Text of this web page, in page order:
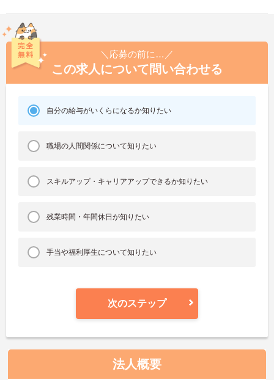
＼応募の前に…／
この求人について問い合わせる
自分の給与がいくらになるか知りたい
職場の人間関係について知りたい
スキルアップ・キャリアアップできるか知りたい
残業時間・年間休日が知りたい
手当や福利厚生について知りたい
次のステップ
法人概要